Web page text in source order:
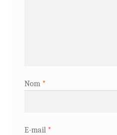
Nom *
E-mail *